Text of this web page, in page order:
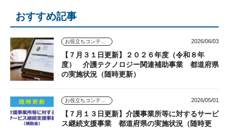
おすすめ記事
2026/06/03
【７月３１日更新】２０２６年度（令和８年
度） 介護テクノロジー関連補助事業 都道府県
の実施状況（随時更新）
2026/05/01
【７月１３日更新】介護事業所等に対するサービ
ス継続支援事業 都道府県の実施状況（随時更